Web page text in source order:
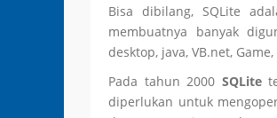
Bisa dibilang, SQLite
membuatnya banyak
desktop, java, VB.net,
Pada tahun 2000 SQLite
diperlukan untuk